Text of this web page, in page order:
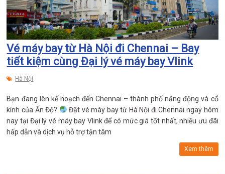
Vé máy bay từ Hà Nội đi Chennai – Bay
tiết kiệm cùng Đại lý vé máy bay Vlink
Hà Nội
Bạn đang lên kế hoạch đến Chennai – thành phố năng động và cổ
kính của Ấn Độ?
Đặt vé máy bay từ Hà Nội đi Chennai ngay hôm
nay tại Đại lý vé máy bay Vlink để có mức giá tốt nhất, nhiều ưu đãi
hấp dẫn và dịch vụ hỗ trợ tận tâm
Xem thêm